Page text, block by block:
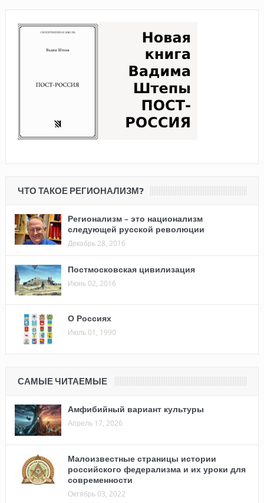
ЧТО ТАКОЕ РЕГИОНАЛИЗМ?
Регионализм – это национализм
следующей русской революции
Декабрь 28, 2016
Постмосковская цивилизация
Июнь 02, 2016
О Россиях
Июль 01, 1990
САМЫЕ ЧИТАЕМЫЕ
Амфибийный вариант культуры
Апрель 17, 2026
Малоизвестные страницы истории
российского федерализма и их уроки для
современности
Октябрь 03, 2022